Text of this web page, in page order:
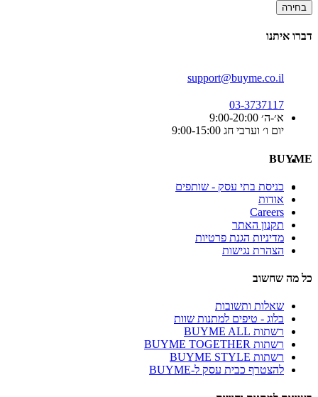
בחירה
דברו איתנו
support@buyme.co.il
03-3737117
א׳-ה׳ 9:00-20:00
יום ו׳ וערבי חג 9:00-15:00
BUYME
כניסת בתי עסק - שותפים
אודות
Careers
תקנון האתר
מדיניות הגנת פרטיות
הצהרת נגישות
כל מה שחשוב
שאלות ותשובות
בלוג - טיפים למתנות שוות
רשתות BUYME ALL
רשתות BUYME TOGETHER
רשתות BUYME STYLE
להצטרף כבית עסק ל-BUYME